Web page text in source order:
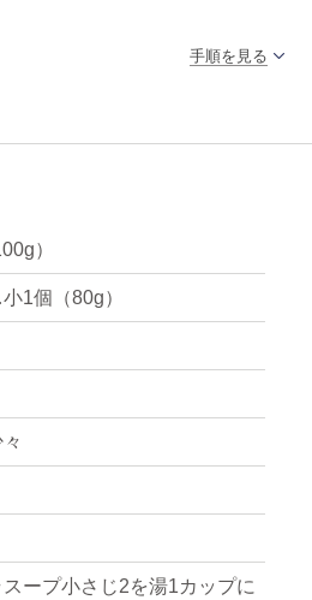
手順を見る
）
1個（80g）
ープ小さじ2を湯1カップに